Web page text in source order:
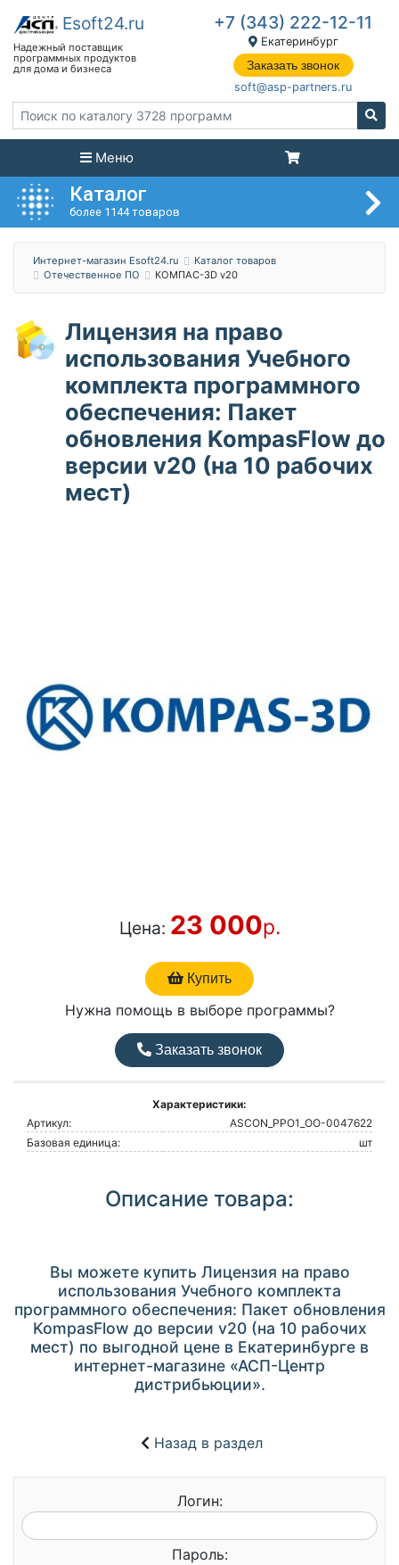
+7 (343) 222-12-11
Екатеринбург
Заказать звонок
soft@asp-partners.ru
Меню
Каталог
более 1144 товаров
Интернет-магазин Esoft24.ru
Каталог товаров
Отечественное ПО
КОМПАС-3D v20
Лицензия на право
использования Учебного
комплекта программного
обеспечения: Пакет
обновления KompasFlow до
версии v20 (на 10 рабочих
мест)
Цена: 23 000р.
Купить
Нужна помощь в выборе программы?
Заказать звонок
Характеристики:
Артикул:
ASCON_PPO1_ОО-0047622
Базовая единица:
шт
Описание товара:
Вы можете купить Лицензия на право
использования Учебного комплекта
программного обеспечения: Пакет обновления
KompasFlow до версии v20 (на 10 рабочих
мест) по выгодной цене в Екатеринбурге в
интернет-магазине «АСП-Центр
дистрибьюции».
Назад в раздел
Логин:
Пароль: